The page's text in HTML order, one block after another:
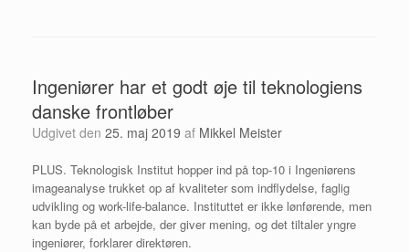
Ingeniører har et godt øje til teknologiens
danske frontløber
Udgivet den 25. maj 2019 af Mikkel Meister
PLUS. Teknologisk Institut hopper ind på top-10 i Ingeniørens
imageanalyse trukket op af kvaliteter som indflydelse, faglig
udvikling og work-life-balance. Instituttet er ikke lønførende, men
kan byde på et arbejde, der giver mening, og det tiltaler yngre
ingeniører, forklarer direktøren.